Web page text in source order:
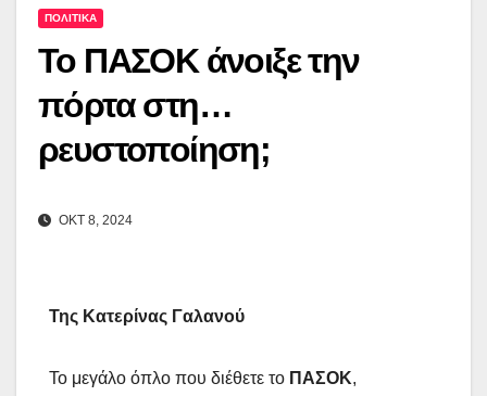
ΠΟΛΙΤΙΚΑ
Το ΠΑΣΟΚ άνοιξε την
πόρτα στη…
ρευστοποίηση;
ΟΚΤ 8, 2024
Της Κατερίνας Γαλανού
Το μεγάλο όπλο που διέθετε το ΠΑΣΟΚ,